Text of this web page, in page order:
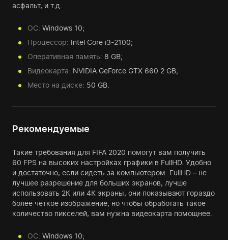
асфальт, и т.д.
ОС: Windows 10;
Процессор: Intel Core i3-2100;
Оперативная память: 8 GB;
Видеокарта: NVIDIA GeForce GTX 660 2 GB;
Место на диске: 50 GB.
Рекомендуемые
Такие требования для FIFA 2020 помогут вам получить
60 FPS на высоких настройках графики в FullHD. Удобно
и достаточно, если сидеть за компьютером. FullHD – не
лучшее разрешение для больших экранов, лучше
использовать 2К или 4К экраны, они показывают гораздо
более четкое изображение, но чтобы обработать такое
количество пикселей, вам нужна видеокарта помощнее.
ОС: Windows 10;